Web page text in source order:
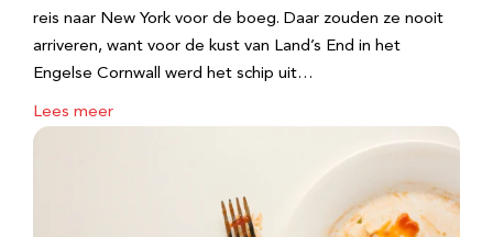
reis naar New York voor de boeg. Daar zouden ze nooit
arriveren, want voor de kust van Land’s End in het
Engelse Cornwall werd het schip uit…
Lees meer